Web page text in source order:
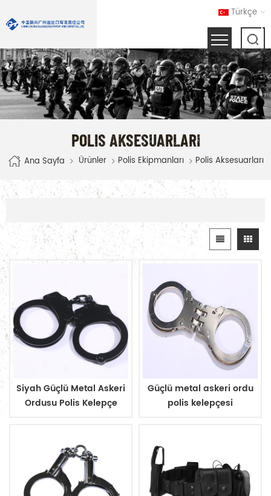
Türkçe
POLIS AKSESUARLARI
Ana Sayfa Ürünler Polis Ekipmanları Polis Aksesuarları
Siyah Güçlü Metal Askeri
Ordusu Polis Kelepçe
Güçlü metal askeri ordu
polis kelepçesi